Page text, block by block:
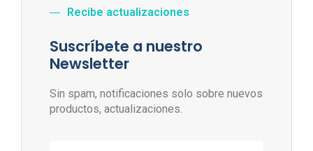
Recibe actualizaciones
Suscríbete a nuestro
Newsletter
Sin spam, notificaciones solo sobre nuevos
productos, actualizaciones.